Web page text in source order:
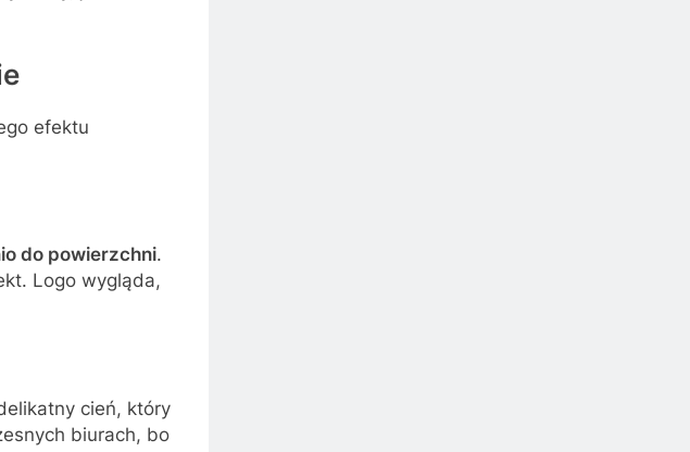
efektu
do powierzchni.
Logo wygląda,
cień, który
biurach, bo